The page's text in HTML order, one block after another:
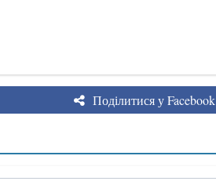
Поділитися у Facebook